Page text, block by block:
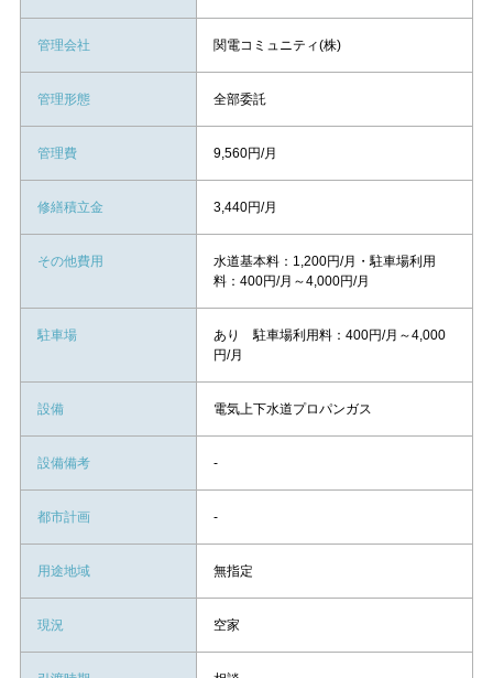
管理会社 関電コミュニティ(株)
管理形態 全部委託
管理費 9,560円/月
修繕積立金 3,440円/月
その他費用
水道基本料：1,200円/月・駐車場利用
料：400円/月～4,000円/月
駐車場
あり 駐車場利用料：400円/月～4,000
円/月
設備 電気上下水道プロパンガス
設備備考 -
都市計画 -
用途地域 無指定
現況 空家